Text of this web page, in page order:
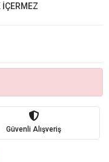
İÇERMEZ
Güvenli Alışveriş